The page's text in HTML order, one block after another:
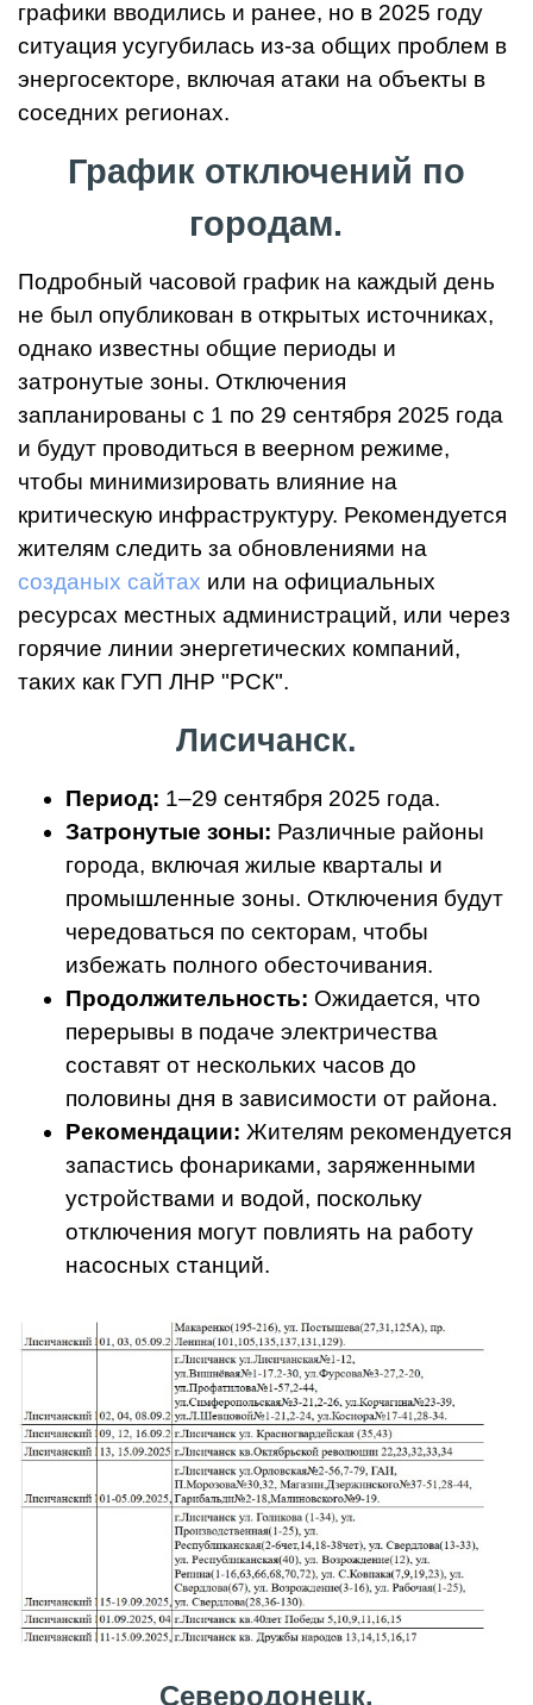
графики вводились и ранее, но в 2025 году
ситуация усугубилась из-за общих проблем в
энергосекторе, включая атаки на объекты в
соседних регионах.
График отключений по
городам.
Подробный часовой график на каждый день
не был опубликован в открытых источниках,
однако известны общие периоды и
затронутые зоны. Отключения
запланированы с 1 по 29 сентября 2025 года
и будут проводиться в веерном режиме,
чтобы минимизировать влияние на
критическую инфраструктуру. Рекомендуется
жителям следить за обновлениями на
созданых сайтах или на официальных
ресурсах местных администраций, или через
горячие линии энергетических компаний,
таких как ГУП ЛНР "РСК".
Лисичанск.
Период: 1–29 сентября 2025 года.
Затронутые зоны: Различные районы
города, включая жилые кварталы и
промышленные зоны. Отключения будут
чередоваться по секторам, чтобы
избежать полного обесточивания.
Продолжительность: Ожидается, что
перерывы в подаче электричества
составят от нескольких часов до
половины дня в зависимости от района.
Рекомендации: Жителям рекомендуется
запастись фонариками, заряженными
устройствами и водой, поскольку
отключения могут повлиять на работу
насосных станций.
Северодонецк.